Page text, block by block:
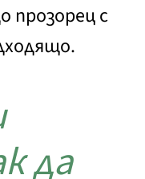
прозорец с
да